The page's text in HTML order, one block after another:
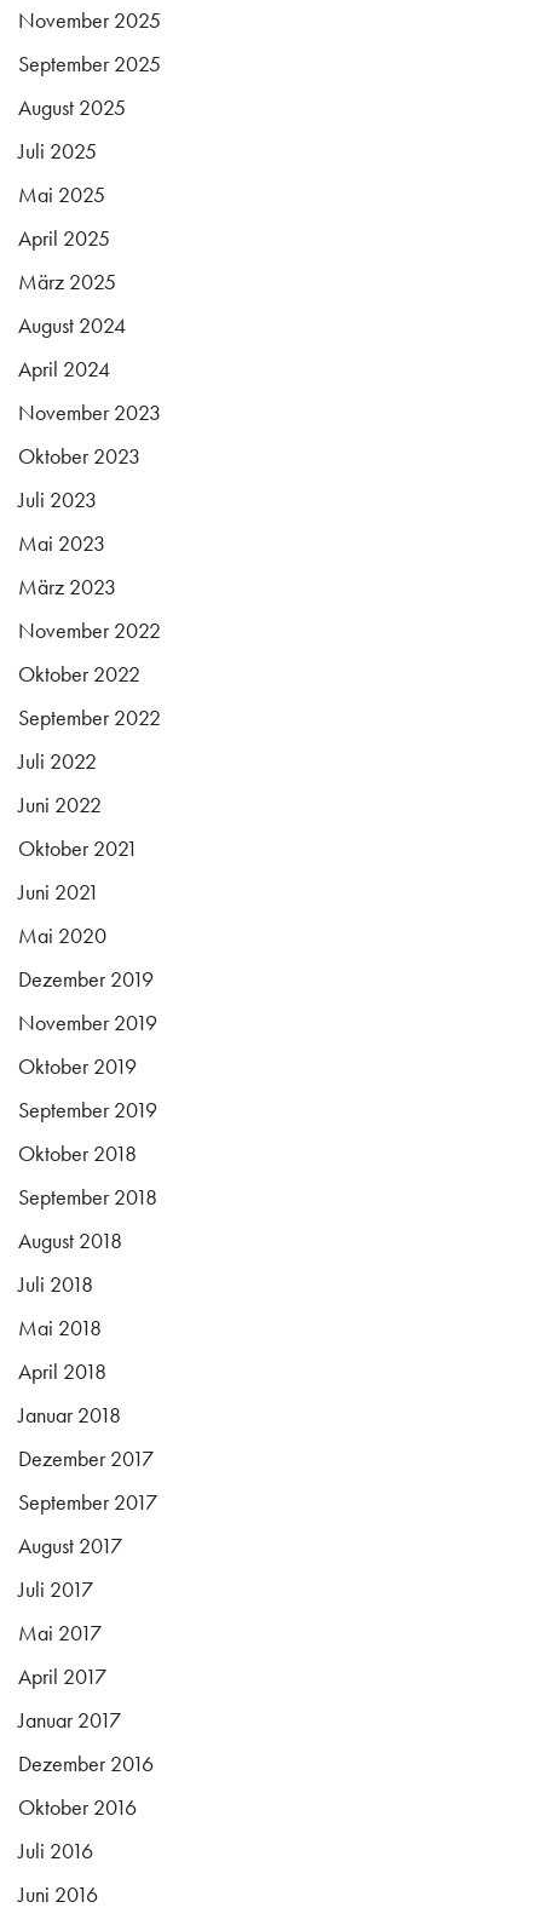
November 2025
September 2025
August 2025
Juli 2025
Mai 2025
April 2025
März 2025
August 2024
April 2024
November 2023
Oktober 2023
Juli 2023
Mai 2023
März 2023
November 2022
Oktober 2022
September 2022
Juli 2022
Juni 2022
Oktober 2021
Juni 2021
Mai 2020
Dezember 2019
November 2019
Oktober 2019
September 2019
Oktober 2018
September 2018
August 2018
Juli 2018
Mai 2018
April 2018
Januar 2018
Dezember 2017
September 2017
August 2017
Juli 2017
Mai 2017
April 2017
Januar 2017
Dezember 2016
Oktober 2016
Juli 2016
Juni 2016